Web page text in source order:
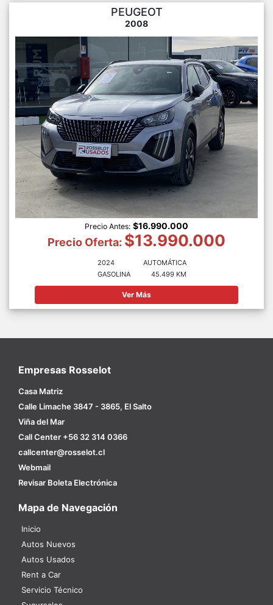
PEUGEOT
2008
Precio Antes: $16.990.000
Precio Oferta: $13.990.000
2024
GASOLINA
AUTOMÁTICA
45.499 KM
Ver Más
Empresas Rosselot
Casa Matriz
Calle Limache 3847 - 3865, El Salto
Viña del Mar
Call Center +56 32 314 0366
callcenter@rosselot.cl
Webmail
Revisar Boleta Electrónica
Mapa de Navegación
Inicio
Autos Nuevos
Autos Usados
Rent a Car
Servicio Técnico